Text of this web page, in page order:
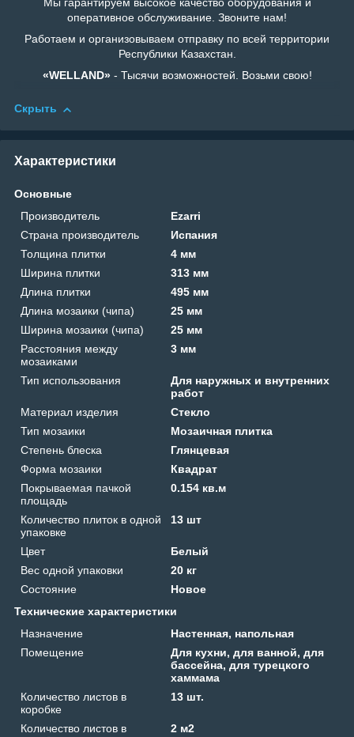
Мы гарантируем высокое качество оборудования и
оперативное обслуживание. Звоните нам!
Работаем и организовываем отправку по всей территории
Республики Казахстан.
«WELLAND»- Тысячи возможностей. Возьми свою!
Скрыть
Характеристики
Основные
Производитель
Ezarri
Страна производитель
Испания
Толщина плитки
4 мм
Ширина плитки
313 мм
Длина плитки
495 мм
Длина мозаики (чипа)
25 мм
Ширина мозаики (чипа)
25 мм
Расстояния между
мозаиками
3 мм
Тип использования
Для наружных и внутренних
работ
Материал изделия
Стекло
Тип мозаики
Мозаичная плитка
Степень блеска
Глянцевая
Форма мозаики
Квадрат
Покрываемая пачкой
площадь
0.154 кв.м
Количество плиток в одной
упаковке
13 шт
Цвет
Белый
Вес одной упаковки
20 кг
Состояние
Новое
Технические характеристики
Назначение
Настенная, напольная
Помещение
Для кухни, для ванной, для
бассейна, для турецкого
хаммама
Количество листов в
коробке
13 шт.
Количество листов в
2 м2